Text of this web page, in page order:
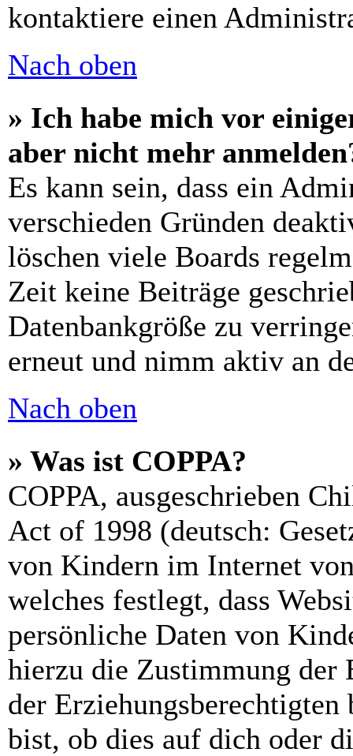
kontaktiere einen
Nach oben
» Ich habe mich vor
aber nicht mehr
Es kann sein, dass ein
verschieden Gründen
löschen viele Boards
Zeit keine Beiträge
Datenbankgröße zu
erneut und nimm aktiv an
Nach oben
» Was ist COPPA?
COPPA, ausgeschrieben
Act of 1998 (deutsch:
von Kindern im Internet
welches festlegt, dass
persönliche Daten von
hierzu die Zustimmung der
der
bist, ob dies auf dich oder